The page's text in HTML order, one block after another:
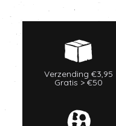
Verzending €3,95
Gratis > €50